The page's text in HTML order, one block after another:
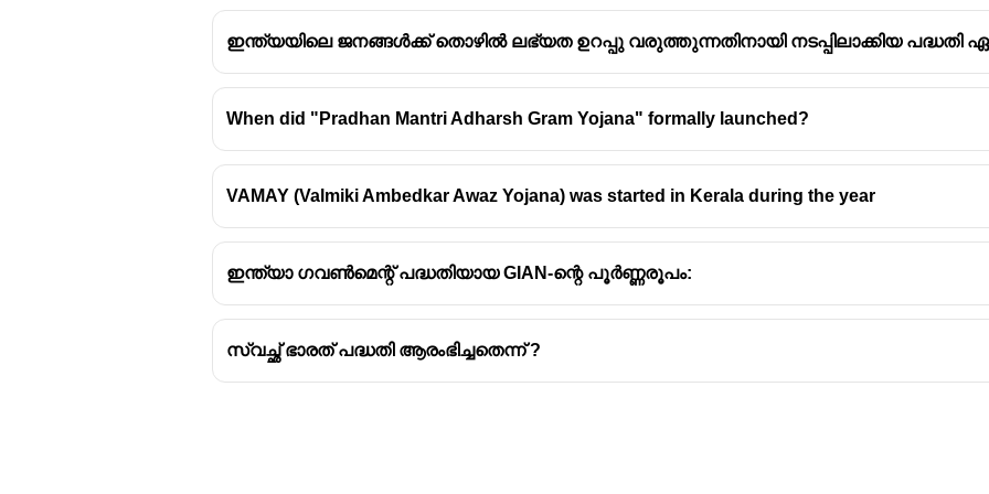
ഇന്ത്യയിലെ ജനങ്ങൾക്ക് തൊഴിൽ ലഭ്യത ഉറപ്പു വരുത്തുന്നതിനായി നടപ്പിലാക്കിയ പദ്ധതി
When did "Pradhan Mantri Adharsh Gram Yojana" formally launched?
VAMAY (Valmiki Ambedkar Awaz Yojana) was started in Kerala during the year
ഇന്ത്യാ ഗവൺമെന്റ് പദ്ധതിയായ GIAN-ന്റെ പൂർണ്ണരൂപം:
സ്വച്ഛ്‌ ഭാരത് പദ്ധതി ആരംഭിച്ചതെന്ന് ?